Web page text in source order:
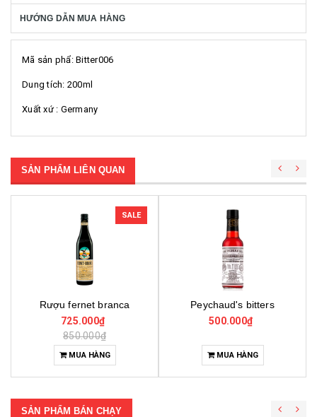
HƯỚNG DẪN MUA HÀNG
Mã sản phẩ: Bitter006
Dung tích: 200ml
Xuất xứ : Germany
SẢN PHẨM LIÊN QUAN
Peychaud's bitters
500.000₫
MUA HÀNG
Bitter truth roots 100ml
550.000₫
MUA HÀNG
SẢN PHẨM BÁN CHẠY